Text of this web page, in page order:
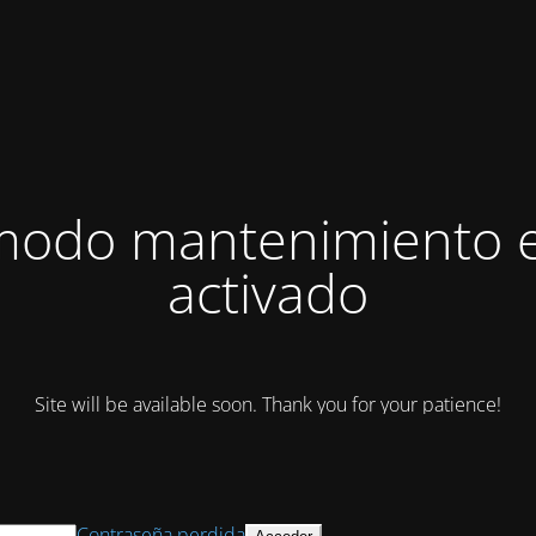
mantenimiento
activado
Site will be available soon. Thank you for your patience!